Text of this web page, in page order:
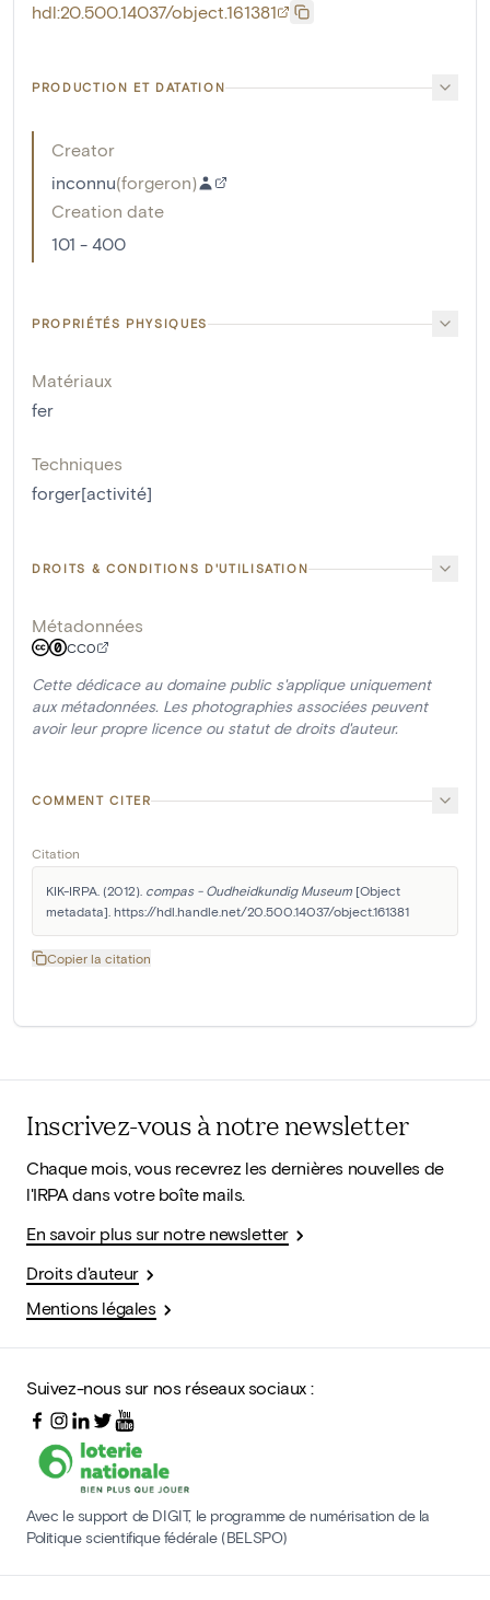
hdl:20.500.14037/object.161381
PRODUCTION ET DATATION
Creator
inconnu(forgeron)
Creation date
101 - 400
PROPRIÉTÉS PHYSIQUES
Matériaux
fer
Techniques
forger[activité]
DROITS & CONDITIONS D'UTILISATION
Métadonnées
CC0
Cette dédicace au domaine public s'applique uniquement
aux métadonnées. Les photographies associées peuvent
avoir leur propre licence ou statut de droits d'auteur.
COMMENT CITER
Citation
KIK-IRPA. (2012). compas - Oudheidkundig Museum [Object
metadata]. https://hdl.handle.net/20.500.14037/object.161381
Copier la citation
Inscrivez-vous à notre newsletter
Chaque mois, vous recevrez les dernières nouvelles de
l'IRPA dans votre boîte mails.
En savoir plus sur notre newsletter
Droits d'auteur
Mentions légales
Suivez-nous sur nos réseaux sociaux :
Avec le support de DIGIT, le programme de numérisation de la
Politique scientifique fédérale (BELSPO)